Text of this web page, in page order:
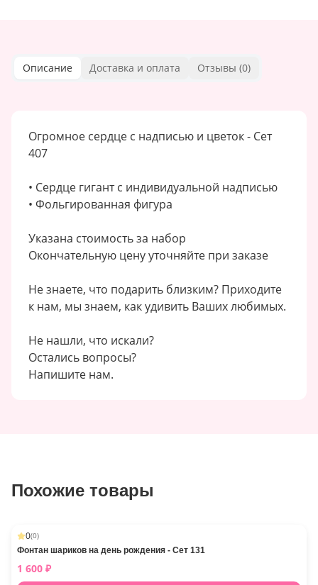
Описание Доставка и оплата Отзывы (0)
Огромное сердце с надписью и цветок - Сет
407
• Сердце гигант с индивидуальной надписью
• Фольгированная фигура
Указана стоимость за набор
Окончательную цену уточняйте при заказе
Не знаете, что подарить близким? Приходите
к нам, мы знаем, как удивить Ваших любимых.
Не нашли, что искали?
Остались вопросы?
Напишите нам.
Похожие товары
0(0)
Фонтан шариков на день рождения - Сет 131
1 600 ₽